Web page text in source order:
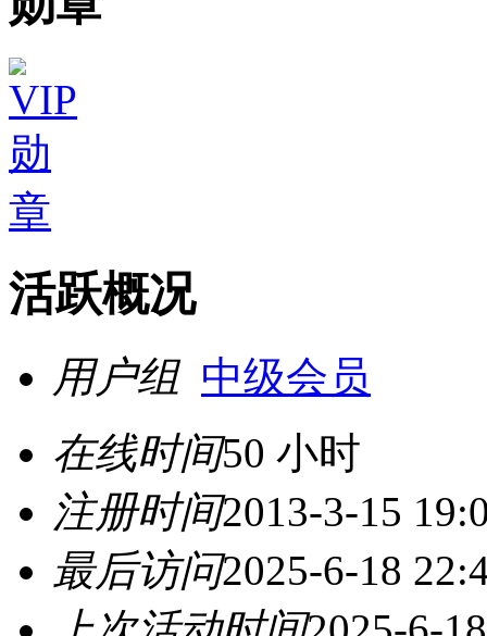
活跃概况
用户组 中级会员
在线时间50 小时
注册时间2013-3-15
最后访问2025-6-18